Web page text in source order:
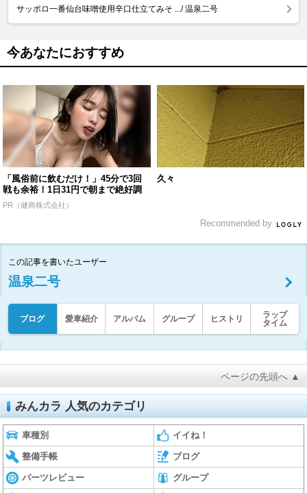
サッポロ一番仙台味噌使用辛口仕立てみそ .../ 温泉二号
今あなたにおすすめ
「風俗前に飲むだけ！」45分で3回
戦も余裕！1日31円で朝まで絶好調
PR（健商株式会社）
久々
Recommended by
この記事を書いたユーザー
温泉二号
ブログ 愛車紹介 アルバム グループ ヒストリ
ラップ
タイム
ページの先頭へ ▲
みんカラ 人気のカテゴリ
車種別 イイね！
整備手帳 ブログ
パーツレビュー グループ